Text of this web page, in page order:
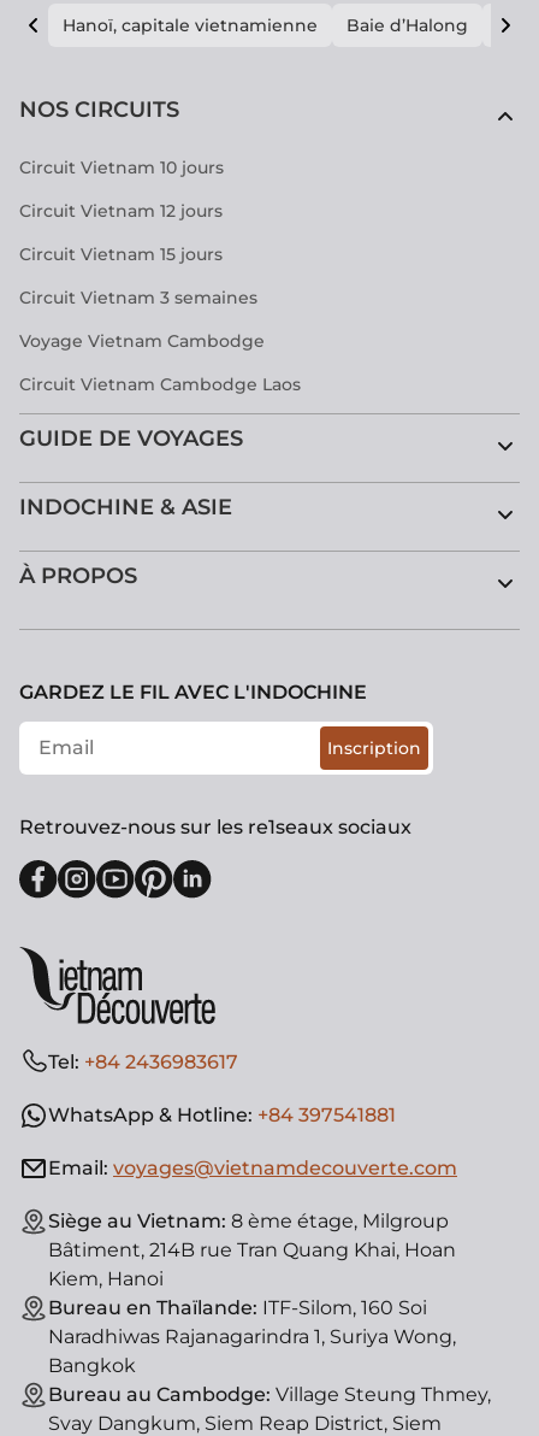
Hanoï, capitale vietnamienne Baie d’Halong E
NOS CIRCUITS
Circuit Vietnam 10 jours
Circuit Vietnam 12 jours
Circuit Vietnam 15 jours
Circuit Vietnam 3 semaines
Voyage Vietnam Cambodge
Circuit Vietnam Cambodge Laos
GUIDE DE VOYAGES
INDOCHINE & ASIE
À PROPOS
Tel: +84 2436983617
WhatsApp & Hotline: +84 397541881
Email: voyages@vietnamdecouverte.com
Siège au Vietnam: 8 ème étage, Milgroup
Bâtiment, 214B rue Tran Quang Khai, Hoan
Kiem, Hanoi
Bureau en Thaïlande: ITF-Silom, 160 Soi
Naradhiwas Rajanagarindra 1, Suriya Wong,
Bangkok
Bureau au Cambodge: Village Steung Thmey,
Svay Dangkum, Siem Reap District, Siem
GARDEZ LE FIL AVEC L'INDOCHINE
Inscription
Retrouvez-nous sur les re1seaux sociaux